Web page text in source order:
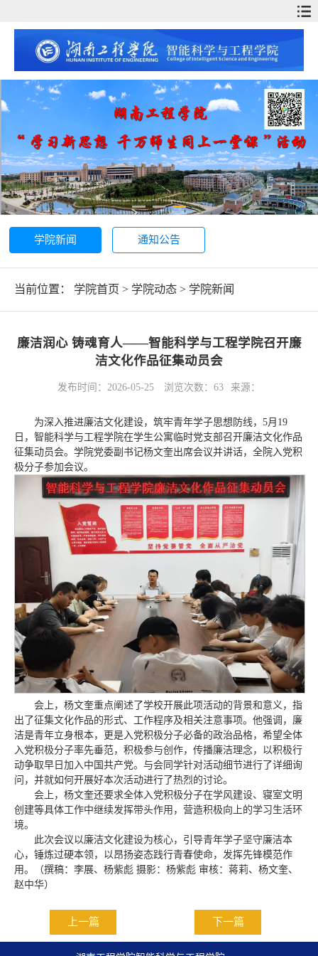
学院新闻 通知公告
当前位置： 学院首页 > 学院动态 > 学院新闻
廉洁润心 铸魂育人——智能科学与工程学院召开廉
洁文化作品征集动员会
发布时间：2026-05-25 浏览次数： 63 来源：
为深入推进廉洁文化建设，筑牢青年学子思想防线，5月19
日，智能科学与工程学院在学生公寓临时党支部召开廉洁文化作品
征集动员会。学院党委副书记杨文奎出席会议并讲话，全院入党积
极分子参加会议。
会上，杨文奎重点阐述了学校开展此项活动的背景和意义，指
出了征集文化作品的形式、工作程序及相关注意事项。他强调，廉
洁是青年立身根本，更是入党积极分子必备的政治品格，希望全体
入党积极分子率先垂范，积极参与创作，传播廉洁理念，以积极行
动争取早日加入中国共产党。与会同学针对活动细节进行了详细询
问，并就如何开展好本次活动进行了热烈的讨论。
会上，杨文奎还要求全体入党积极分子在学风建设、寝室文明
创建等具体工作中继续发挥带头作用，营造积极向上的学习生活环
境。
此次会议以廉洁文化建设为核心，引导青年学子坚守廉洁本
心，锤炼过硬本领，以昂扬姿态践行青春使命，发挥先锋模范作
用。（撰稿：李展、杨紫彪 摄影：杨紫彪 审核：蒋莉、杨文奎、
赵中华）
上一篇 下一篇